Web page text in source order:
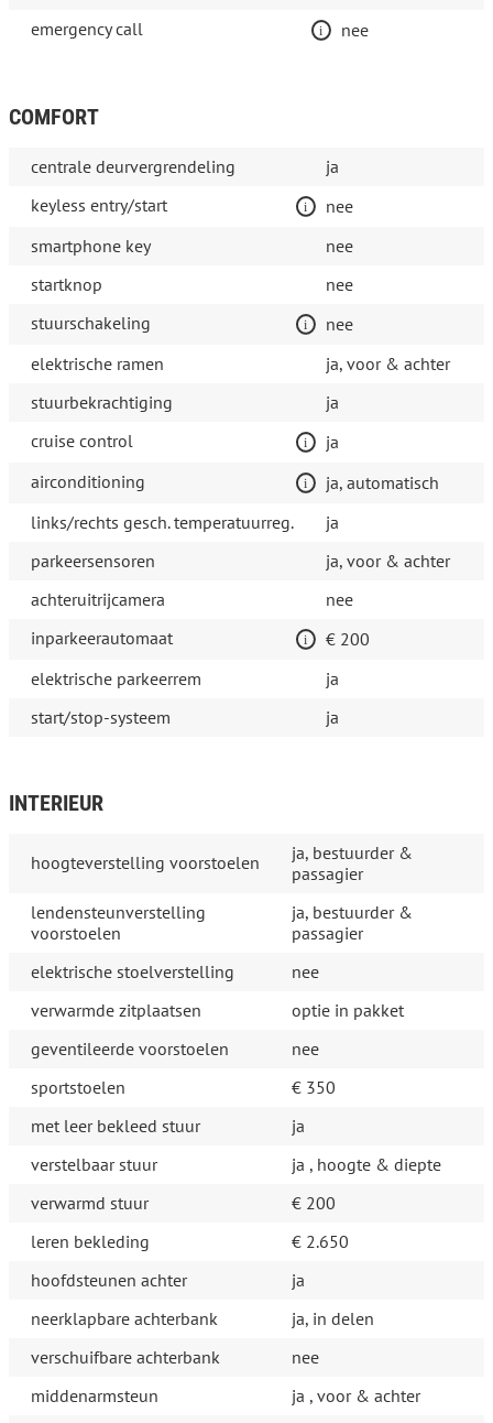
emergency call
nee
COMFORT
centrale deurvergrendeling
ja
keyless entry/start
nee
smartphone key
nee
startknop
nee
stuurschakeling
nee
elektrische ramen
ja, voor & achter
stuurbekrachtiging
ja
cruise control
ja
airconditioning
ja, automatisch
links/rechts gesch. temperatuurreg.
ja
parkeersensoren
ja, voor & achter
achteruitrijcamera
nee
inparkeerautomaat
€ 200
elektrische parkeerrem
ja
start/stop-systeem
ja
INTERIEUR
hoogteverstelling voorstoelen
ja, bestuurder &
passagier
lendensteunverstelling
voorstoelen
ja, bestuurder &
passagier
elektrische stoelverstelling
nee
verwarmde zitplaatsen
optie in pakket
geventileerde voorstoelen
nee
sportstoelen
€ 350
met leer bekleed stuur
ja
verstelbaar stuur
ja , hoogte & diepte
verwarmd stuur
€ 200
leren bekleding
€ 2.650
hoofdsteunen achter
ja
neerklapbare achterbank
ja, in delen
verschuifbare achterbank
nee
middenarmsteun
ja , voor & achter